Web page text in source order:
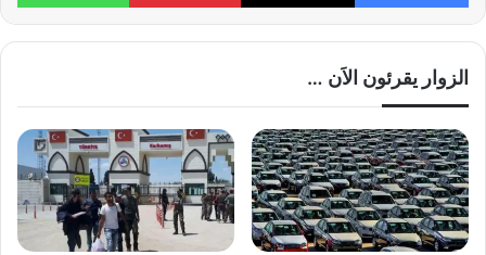
الزوار يقرئون الاَن …